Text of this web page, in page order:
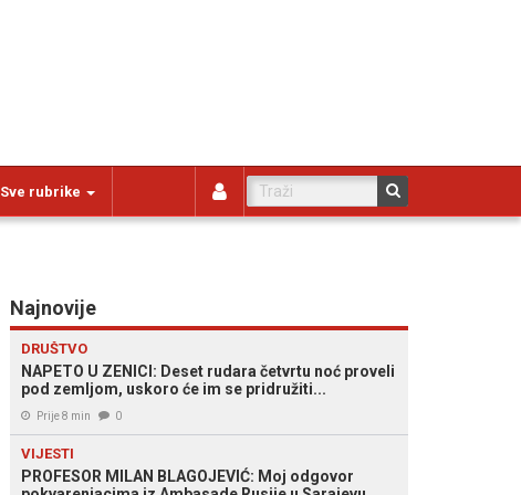
Sve rubrike
Najnovije
DRUŠTVO
NAPETO U ZENICI: Deset rudara četvrtu noć proveli
pod zemljom, uskoro će im se pridružiti...
Prije 8 min 0
VIJESTI
PROFESOR MILAN BLAGOJEVIĆ: Moj odgovor